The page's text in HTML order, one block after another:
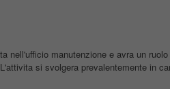
nell'ufficio manutenzione e avra un
si svolgera prevalentemente in